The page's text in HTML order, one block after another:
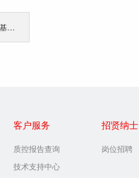
下一篇：踏春而来，赴金陵之约——友康生物将参展第三届国际细胞与基因治疗中国峰会（CGCS 2022）
客户服务
质控报告查询
技术支持中心
招贤纳士
岗位招聘